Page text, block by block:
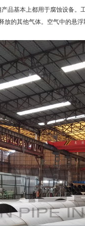
品基本上都用于腐蚀设备。
的其他气体。空气中的悬